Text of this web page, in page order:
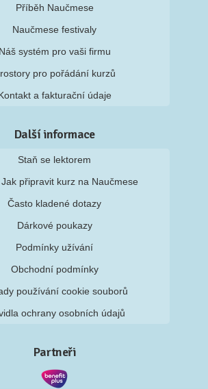
Příběh Naučmese
Naučmese festivaly
Náš systém pro vaši firmu
pro pořádání kurzů
a fakturační údaje
Další informace
Staň se lektorem
připravit kurz na Naučmese
Často kladené dotazy
Dárkové poukazy
Podmínky užívání
Obchodní podmínky
používání cookie souborů
ochrany osobních údajů
Partneři